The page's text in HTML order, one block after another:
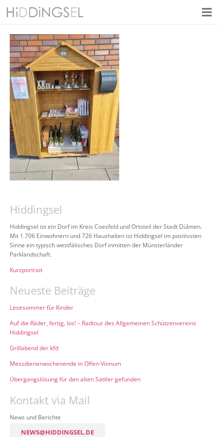
Hiddingsel
Hiddingsel ist ein Dorf im Kreis Coesfeld und Ortsteil der Stadt Dülmen.
Mit 1.706 Einwohnern und 726 Haushalten ist Hiddingsel im positivsten
Sinne ein typisch westfälisches Dorf inmitten der Münsterländer
Parklandschaft.
Kurzportrait
Neueste Beiträge
Lesesommer für Kinder
Auf die Räder, fertig, los! – Radtour des Allgemeinen Schützenvereins
Hiddingsel
Grillabend der kfd
Messdienerwochenende in Olfen-Vinnum
Übergangslösung für den alten Sattler gefunden
Kontakt via Mail
News und Berichte
NEWS@HIDDINGSEL.DE